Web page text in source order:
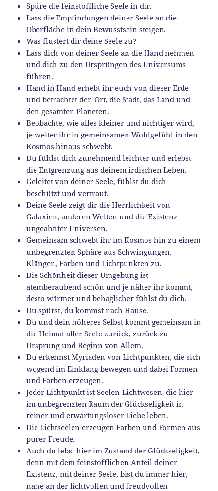
Spüre die feinstoffliche Seele in dir.
Lass die Empfindungen deiner Seele an die
Oberfläche in dein Bewusstsein steigen.
Was flüstert dir deine Seele zu?
Lass dich von deiner Seele an die Hand nehmen
und dich zu den Ursprüngen des Universums
führen.
Hand in Hand erhebt ihr euch von dieser Erde
und betrachtet den Ort, die Stadt, das Land und
den gesamten Planeten.
Beobachte, wie alles kleiner und nichtiger wird,
je weiter ihr in gemeinsamen Wohlgefühl in den
Kosmos hinaus schwebt.
Du fühlst dich zunehmend leichter und erlebst
die Entgrenzung aus deinem irdischen Leben.
Geleitet von deiner Seele, fühlst du dich
beschützt und vertraut.
Deine Seele zeigt dir die Herrlichkeit von
Galaxien, anderen Welten und die Existenz
ungeahnter Universen.
Gemeinsam schwebt ihr im Kosmos hin zu einem
unbegrenzten Sphäre aus Schwingungen,
Klängen, Farben und Lichtpunkten zu.
Die Schönheit dieser Umgebung ist
atemberaubend schön und je näher ihr kommt,
desto wärmer und behaglicher fühlst du dich.
Du spürst, du kommst nach Hause.
Du und dein höheres Selbst kommt gemeinsam in
die Heimat aller Seele zurück, zurück zu
Ursprung und Beginn von Allem.
Du erkennst Myriaden von Lichtpunkten, die sich
wogend im Einklang bewegen und dabei Formen
und Farben erzeugen.
Jeder Lichtpunkt ist Seelen-Lichtwesen, die hier
im unbegrenzten Raum der Glückseligkeit in
reiner und erwartungsloser Liebe leben.
Die Lichtseelen erzeugen Farben und Formen aus
purer Freude.
Auch du lebst hier im Zustand der Glückseligkeit,
denn mit dem feinstofflichen Anteil deiner
Existenz, mit deiner Seele, bist du immer hier,
nahe an der lichtvollen und freudvollen